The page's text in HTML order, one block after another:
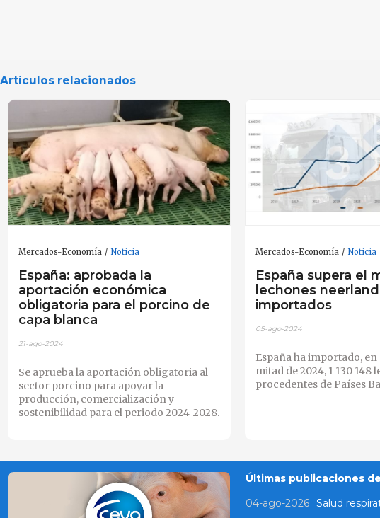
Artículos relacionados
Mercados-Economía Noticia
España: aprobada la
aportación económica
obligatoria para el porcino de
capa blanca
21-ago-2024
Se aprueba la aportación obligatoria al
sector porcino para apoyar la
producción, comercialización y
sostenibilidad para el periodo 2024-2028.
Mercados-Economía Noticia
España supera el
lechones
importados
05-ago-2024
España ha importado,
mitad de 2024, 1 130 148
procedentes de Países
Últimas publicaciones
04-ago-2026 Salud